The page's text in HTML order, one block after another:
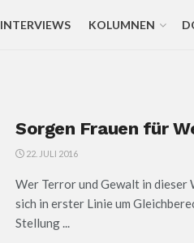
INTERVIEWS KOLUMNEN
Sorgen Frauen für
22. JULI 2016
Wer Terror und Gewalt in dieser
sich in erster Linie um
Stellung ...